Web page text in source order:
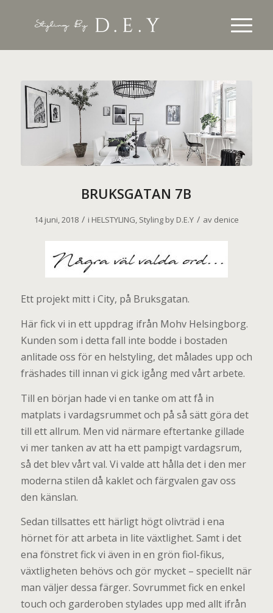
BRUKSGATAN 7B
14 juni, 2018 / i HELSTYLING, Styling by D.E.Y / av denice
Ett projekt mitt i City, på Bruksgatan.
Här fick vi in ett uppdrag ifrån Mohv Helsingborg.
Kunden som i detta fall inte bodde i bostaden
anlitade oss för en helstyling, det målades upp och
fräshades till innan vi gick igång med vårt arbete.
Till en början hade vi en tanke om att få in
matplats i vardagsrummet och på så sätt göra det
till ett allrum. Men vid närmare eftertanke gillade
vi mer tanken av att ha ett pampigt vardagsrum,
så det blev vårt val. Vi valde att hålla det i den mer
moderna stilen då kaklet och färgvalen gav oss
den känslan.
Sedan tillsattes ett härligt högt olivträd i ena
hörnet för att arbeta in lite växtlighet. Samt i det
ena fönstret fick vi även in en grön fiol-fikus,
växtligheten behövs och gör mycket – speciellt när
man väljer dessa färger. Sovrummet fick en enkel
touch och garderoben stylades upp med allt ifrån